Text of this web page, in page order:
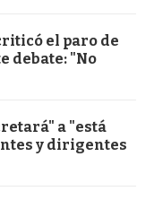
el paro de
debate: "No
a "está
y dirigentes